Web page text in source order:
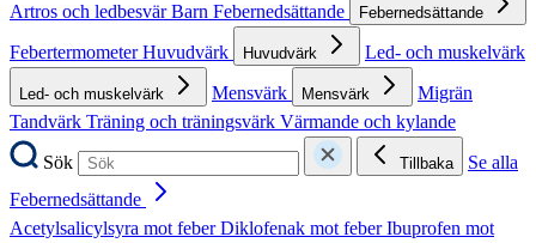
Artros och ledbesvärBarn Febernedsättande Febernedsättande
FebertermometerHuvudvärk Huvudvärk Led- och muskelvärk
Led- och muskelvärk Mensvärk Mensvärk
Migrän
Tandvärk Träning och träningsvärk Värmande och kylande
Sök
Tillbaka
Se alla
Febernedsättande
Acetylsalicylsyra mot feberDiklofenak mot feberIbuprofen mot